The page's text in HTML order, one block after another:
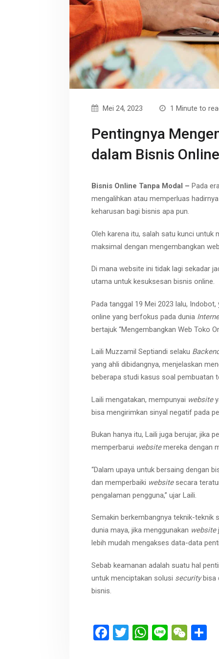
Mei 24, 2023 1 Minute to
Pentingnya
dalam Bisnis Online
Bisnis Online Tanpa Modal – Pada
mengalihkan atau memperluas
keharusan bagi bisnis apa pun.
Oleh karena itu, salah satu kunci
maksimal dengan mengembangkan
Di mana website ini tidak lagi sekadar
utama untuk kesuksesan bisnis online.
Pada tanggal 19 Mei 2023 lalu,
online yang berfokus pada dunia
bertajuk “Mengembangkan Web Toko
Laili Muzzamil Septiandi selaku
yang ahli dibidangnya, menjelaskan
beberapa studi kasus soal pembuatan
Laili mengatakan, mempunyai website
bisa mengirimkan sinyal negatif pada
Bukan hanya itu, Laili juga berujar, jika
memperbarui websitemereka dengan
“Dalam upaya untuk bersaing dengan
dan memperbaiki websitesecara
pengalaman pengguna,” ujar Laili.
Semakin berkembangnya teknik-teknik
dunia maya, jika menggunakan website
lebih mudah mengakses data-data
Sebab keamanan adalah suatu hal
untuk menciptakan solusi securitybisa
bisnis.
F
T
W
Li
W